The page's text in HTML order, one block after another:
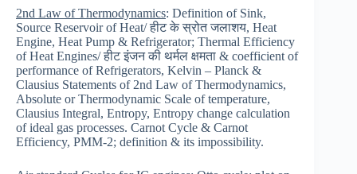
2nd Law of Thermodynamics: Definition of Sink,
Source Reservoir of Heat/ हीट के स्रोत जलाशय, Heat
Engine, Heat Pump & Refrigerator; Thermal Efficiency
of Heat Engines/ हीट इंजन की थर्मल क्षमता & coefficient of
performance of Refrigerators, Kelvin – Planck &
Clausius Statements of 2nd Law of Thermodynamics,
Absolute or Thermodynamic Scale of temperature,
Clausius Integral, Entropy, Entropy change calculation
of ideal gas processes. Carnot Cycle & Carnot
Efficiency, PMM-2; definition & its impossibility.